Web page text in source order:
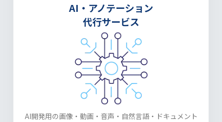
AI・アノテーション
代行サービス
AI開発用の画像・動画・音声・自然言語・ドキュメント